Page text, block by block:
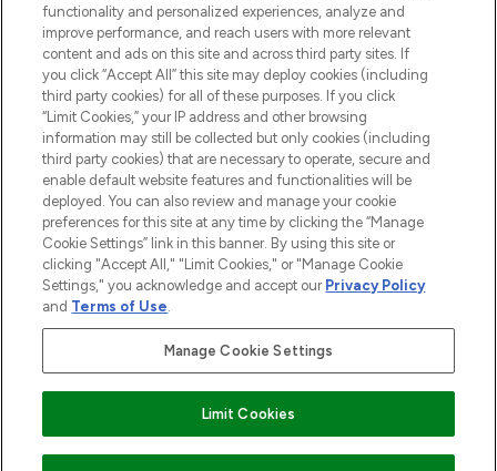
HILFE & INFORMATION
IMPRESSUM
ÜBER LOOKFANTASTIC
COVID-19
Pay Securely With
functionality and personalized experiences, analyze and
improve performance, and reach users with more relevant
content and ads on this site and across third party sites. If
you click “Accept All” this site may deploy cookies (including
third party cookies) for all of these purposes. If you click
“Limit Cookies,” your IP address and other browsing
information may still be collected but only cookies (including
third party cookies) that are necessary to operate, secure and
enable default website features and functionalities will be
deployed. You can also review and manage your cookie
preferences for this site at any time by clicking the “Manage
Cookie Settings” link in this banner. By using this site or
clicking "Accept All," "Limit Cookies," or "Manage Cookie
Settings," you acknowledge and accept our Privacy Policy
and Terms of Use.
Manage Cookie Settings
Limit Cookies